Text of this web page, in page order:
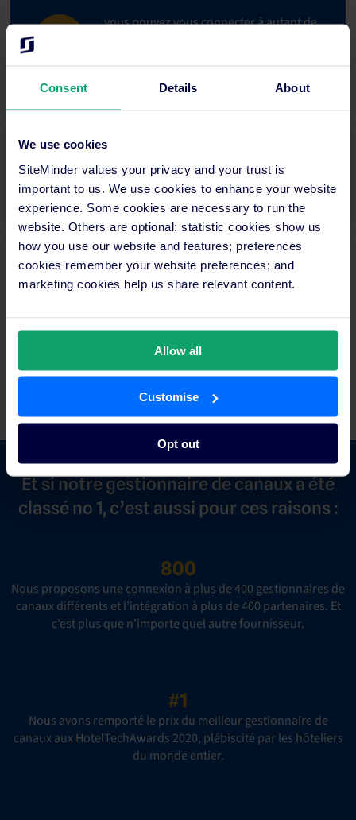
Consent Details About
We use cookies
SiteMinder values your privacy and your trust is
important to us. We use cookies to enhance your website
experience. Some cookies are necessary to run the
website. Others are optional: statistic cookies show us
how you use our website and features; preferences
cookies remember your website preferences; and
marketing cookies help us share relevant content.
Allow all
Customise
Opt out
vous pouvez vous connecter à autant de
vous pouvez suivre facilement la
performance de vos différents canaux.
Vous voulez savoir comment y parvenir ?
Très simplement, grâce au gestionnaire de canaux de
SiteMinder ! Avec celui-ci, connectez-vous aux meilleurs canaux
avantages mentionnés ci-dessus !).
Et si notre gestionnaire de canaux a été
classé no 1, c’est aussi pour ces raisons :
800
Nous proposons une connexion à plus de 400 gestionnaires de
canaux différents et l’intégration à plus de 400 partenaires. Et
c’est plus que n’importe quel autre fournisseur.
#1
Nous avons remporté le prix du meilleur gestionnaire de
canaux aux HotelTechAwards 2020, plébiscité par les hôteliers
du monde entier.